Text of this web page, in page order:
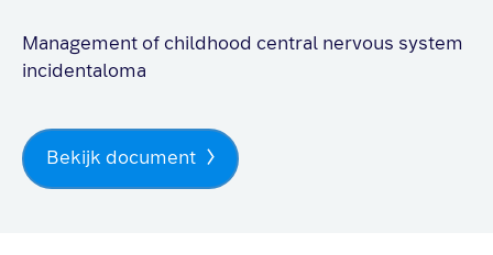
Management of childhood central nervous system
incidentaloma
Bekijk document